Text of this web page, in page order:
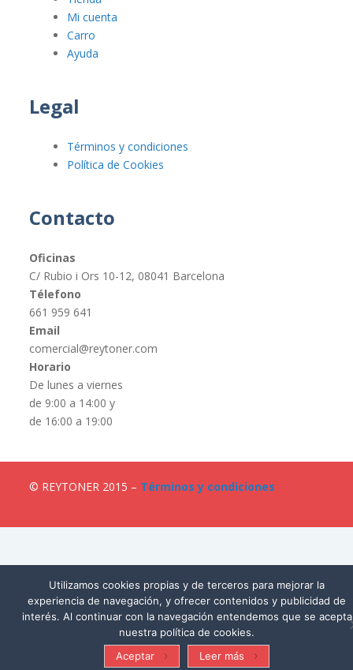
Mi cuenta
Carro
Ayuda
Legal
Términos y condiciones
Política de Cookies
Contacto
Oficinas
C/ Rubio i Ors 10-12, 08041 Barcelona
Télefono
661 959 641
Email
comercial@reytoner.com
Horario
De lunes a viernes
de 9:00 a 14:00 y
de 16:00 a 19:00
© REYTONER 2015 – Términos y condiciones
Utilizamos cookies propias y de terceros para mejorar la
experiencia de navegación, y ofrecer contenidos y publicidad de
interés. Al continuar con la navegación entendemos que se acepta
nuestra política de cookies.
Aceptar
Leer más